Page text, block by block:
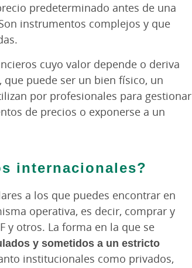
predeterminado antes de una
instrumentos complejos y que
cuyo valor depende o deriva
puede ser un bien físico, un
por profesionales para gestionar
de precios o exponerse a un
internacionales?
a los que puedes encontrar en
operativa, es decir, comprar y
y otros. La forma en la que se
y sometidos a un estricto
institucionales como privados,